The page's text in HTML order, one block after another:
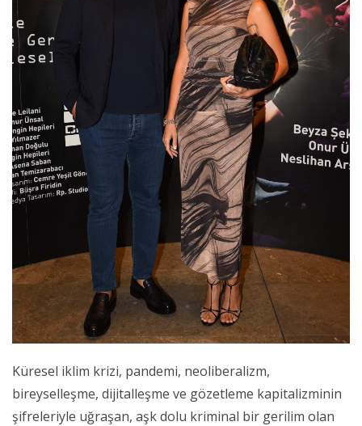
Küresel iklim krizi, pandemi, neoliberalizm,
bireyselleşme, dijitalleşme ve gözetleme kapitalizminin
şifreleriyle uğraşan, aşk dolu kriminal bir gerilim olan